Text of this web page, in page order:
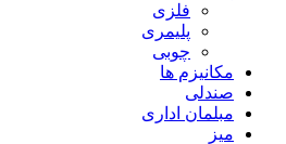
فلزی
پلیمری
چوبی
مکانیزم ها
صندلی
مبلمان اداری
میز